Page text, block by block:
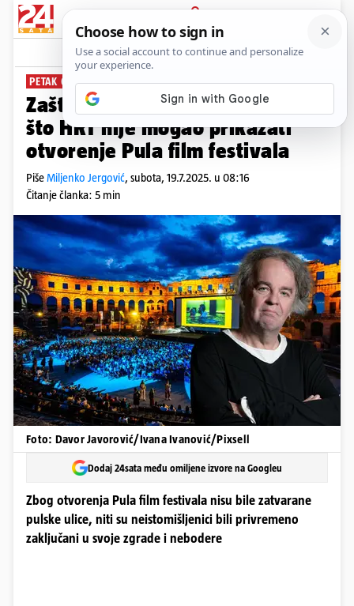
PRIJAVA
News
PETAK ČETRNAESTI
Zašto mislimo da je prirodno to
što HRT nije mogao prikazati
otvorenje Pula film festivala
PišeMiljenko Jergović, subota, 19.7.2025. u 08:16
Čitanje članka: 5 min
Foto: Davor Javorović/Ivana Ivanović/Pixsell
Dodaj 24sata među omiljene izvore na Googleu
Zbog otvorenja Pula film festivala nisu bile zatvarane
pulske ulice, niti su neistomišljenici bili privremeno
zaključani u svoje zgrade i nebodere